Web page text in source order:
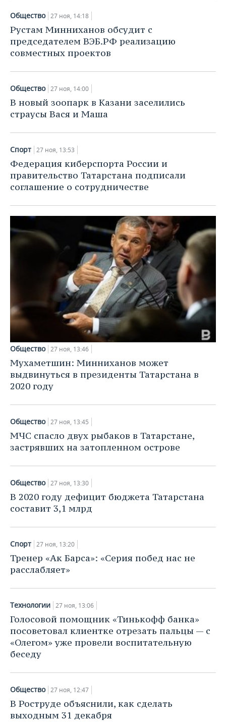
Общество 27 ноя, 14:18
Рустам Минниханов обсудит с
председателем ВЭБ.РФ реализацию
совместных проектов
Общество 27 ноя, 14:00
В новый зоопарк в Казани заселились
страусы Вася и Маша
Спорт 27 ноя, 13:53
Федерация киберспорта России и
правительство Татарстана подписали
соглашение о сотрудничестве
Общество 27 ноя, 13:46
Мухаметшин: Минниханов может
выдвинуться в президенты Татарстана в
2020 году
Общество 27 ноя, 13:45
МЧС спасло двух рыбаков в Татарстане,
застрявших на затопленном острове
Общество 27 ноя, 13:30
В 2020 году дефицит бюджета Татарстана
составит 3,1 млрд
Спорт 27 ноя, 13:20
Тренер «Ак Барса»: «Серия побед нас не
расслабляет»
Технологии 27 ноя, 13:06
Голосовой помощник «Тинькофф банка»
посоветовал клиентке отрезать пальцы — с
«Олегом» уже провели воспитательную
беседу
Общество 27 ноя, 12:47
В Роструде объяснили, как сделать
выходным 31 декабря